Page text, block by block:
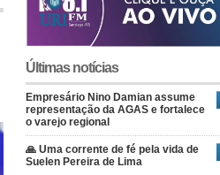
Últimas notícias
Empresário Nino Damian assume
representação da AGAS e fortalece
o varejo regional
🙏 Uma corrente de fé pela vida de
Suelen Pereira de Lima